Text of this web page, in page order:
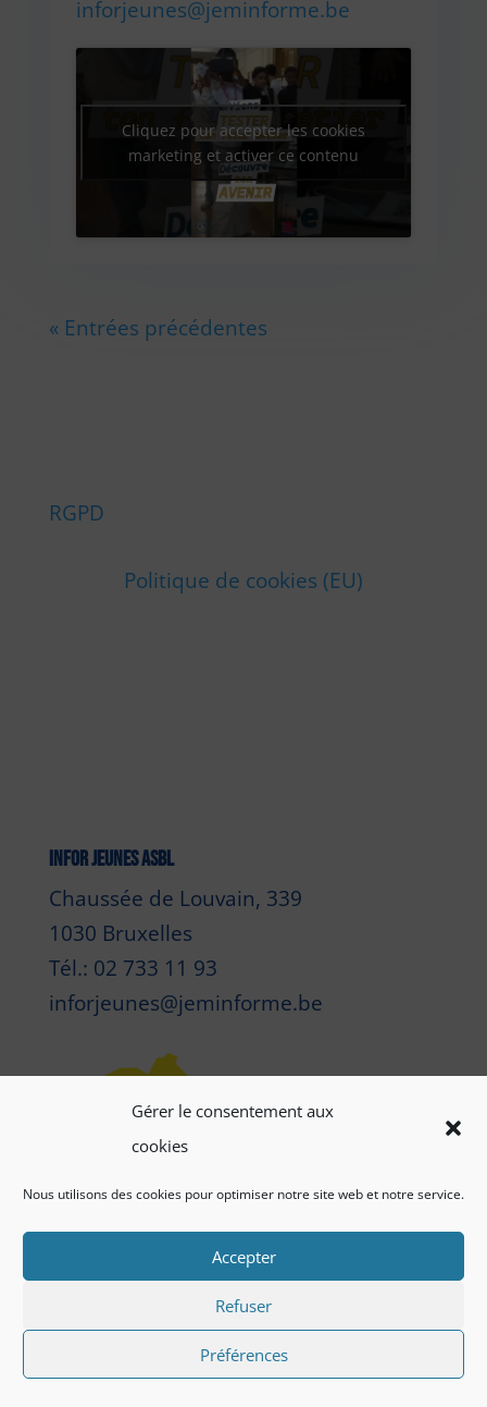
Gérer le consentement aux
cookies
Nous utilisons des cookies pour optimiser notre site web et notre service.
Accepter
Refuser
Préférences
inforjeunes@jeminforme.be
Cliquez pour accepter les cookies
marketing et activer ce contenu
« Entrées précédentes
RGPD
Politique de cookies (EU)
INFOR JEUNES ASBL
Chaussée de Louvain, 339
1030 Bruxelles
Tél.: 02 733 11 93
inforjeunes@jeminforme.be